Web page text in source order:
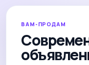
ВАМ-ПРОДАМ